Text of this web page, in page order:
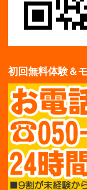
初回無料体験＆